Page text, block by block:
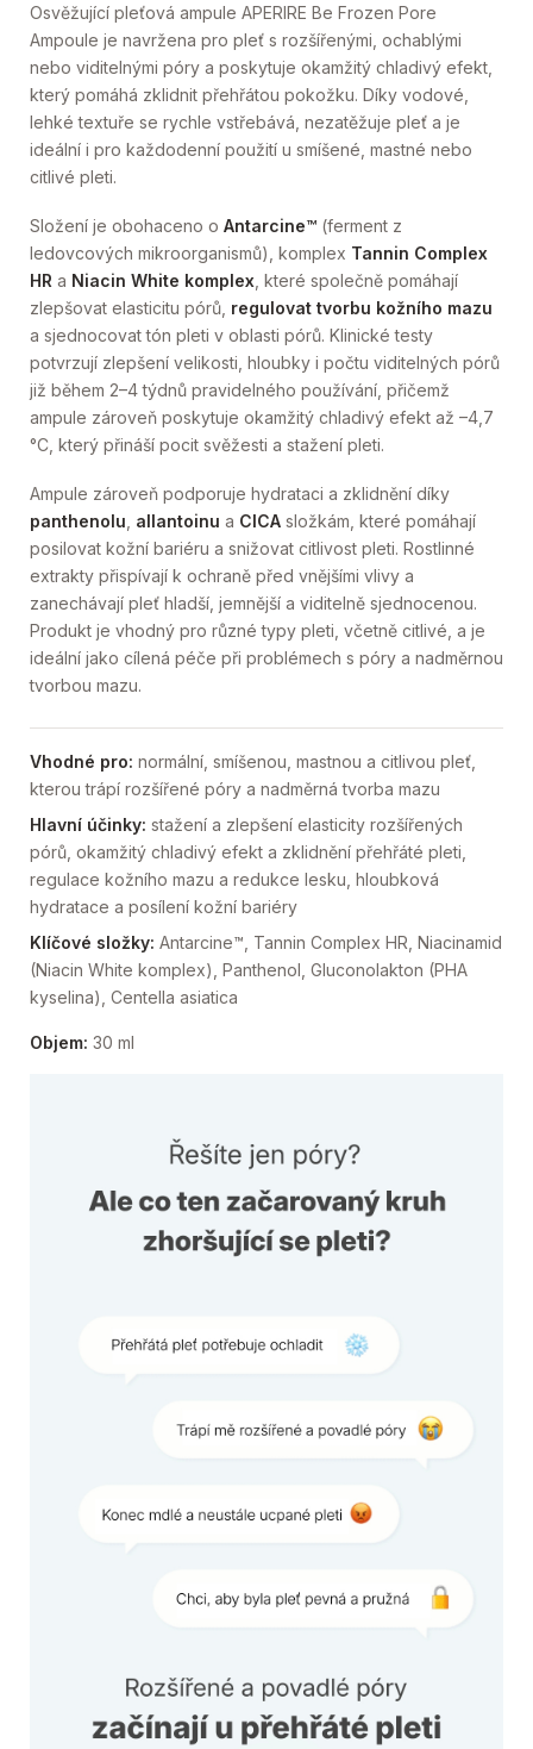
Osvěžující pleťová ampule APERIRE Be Frozen Pore
Ampoule je navržena pro pleť s rozšířenými, ochablými
nebo viditelnými póry a poskytuje okamžitý chladivý efekt,
který pomáhá zklidnit přehřátou pokožku. Díky vodové,
lehké textuře se rychle vstřebává, nezatěžuje pleť a je
ideální i pro každodenní použití u smíšené, mastné nebo
citlivé pleti.
Složení je obohaceno o Antarcine™ (ferment z
ledovcových mikroorganismů), komplex Tannin Complex
HR a Niacin White komplex , které společně pomáhají
zlepšovat elasticitu pórů, regulovat tvorbu kožního mazu
a sjednocovat tón pleti v oblasti pórů. Klinické testy
potvrzují zlepšení velikosti, hloubky i počtu viditelných pórů
již během 2–4 týdnů pravidelného používání, přičemž
ampule zároveň poskytuje okamžitý chladivý efekt až –4,7
°C, který přináší pocit svěžesti a stažení pleti.
Ampule zároveň podporuje hydrataci a zklidnění díky
panthenolu allantoinu a CICA složkám, které pomáhají
posilovat kožní bariéru a snižovat citlivost pleti. Rostlinné
extrakty přispívají k ochraně před vnějšími vlivy a
zanechávají pleť hladší, jemnější a viditelně sjednocenou.
Produkt je vhodný pro různé typy pleti, včetně citlivé, a je
ideální jako cílená péče při problémech s póry a nadměrnou
tvorbou mazu.
Vhodné pro: normální, smíšenou, mastnou a citlivou pleť,
kterou trápí rozšířené póry a nadměrná tvorba mazu
Hlavní účinky: stažení a zlepšení elasticity rozšířených
pórů, okamžitý chladivý efekt a zklidnění přehřáté pleti,
regulace kožního mazu a redukce lesku, hloubková
hydratace a posílení kožní bariéry
Klíčové složky: Antarcine™, Tannin Complex HR, Niacinamid
(Niacin White komplex), Panthenol, Gluconolakton (PHA
kyselina), Centella asiatica
Objem: 30 ml